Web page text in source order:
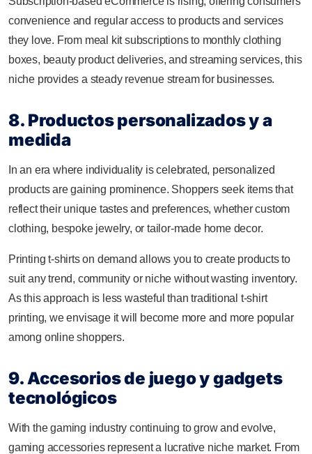
convenience and regular access to products and services
they love. From meal kit subscriptions to monthly clothing
boxes, beauty product deliveries, and streaming services, this
niche provides a steady revenue stream for businesses.
8. Productos personalizados y a
medida
In an era where individuality is celebrated, personalized
products are gaining prominence. Shoppers seek items that
reflect their unique tastes and preferences, whether custom
clothing, bespoke jewelry, or tailor-made home decor.
Printing t-shirts on demand allows you to create products to
suit any trend, community or niche without wasting inventory.
As this approach is less wasteful than traditional t-shirt
printing, we envisage it will become more and more popular
among online shoppers.
9. Accesorios de juego y gadgets
tecnológicos
With the gaming industry continuing to grow and evolve,
gaming accessories represent a lucrative niche market. From